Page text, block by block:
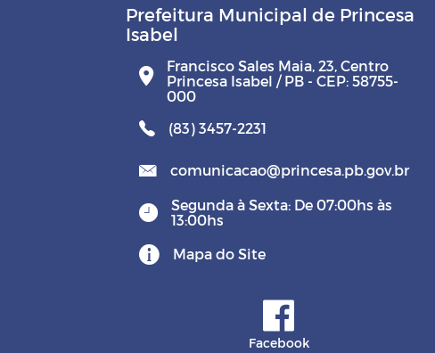
Prefeitura Municipal de Princesa
Isabel
Francisco Sales Maia, 23, Centro
Princesa Isabel / PB - CEP: 58755-
000
(83) 3457-2231
comunicacao@princesa.pb.gov.br
Segunda à Sexta: De 07:00hs às
13:00hs
Mapa do Site
Facebook